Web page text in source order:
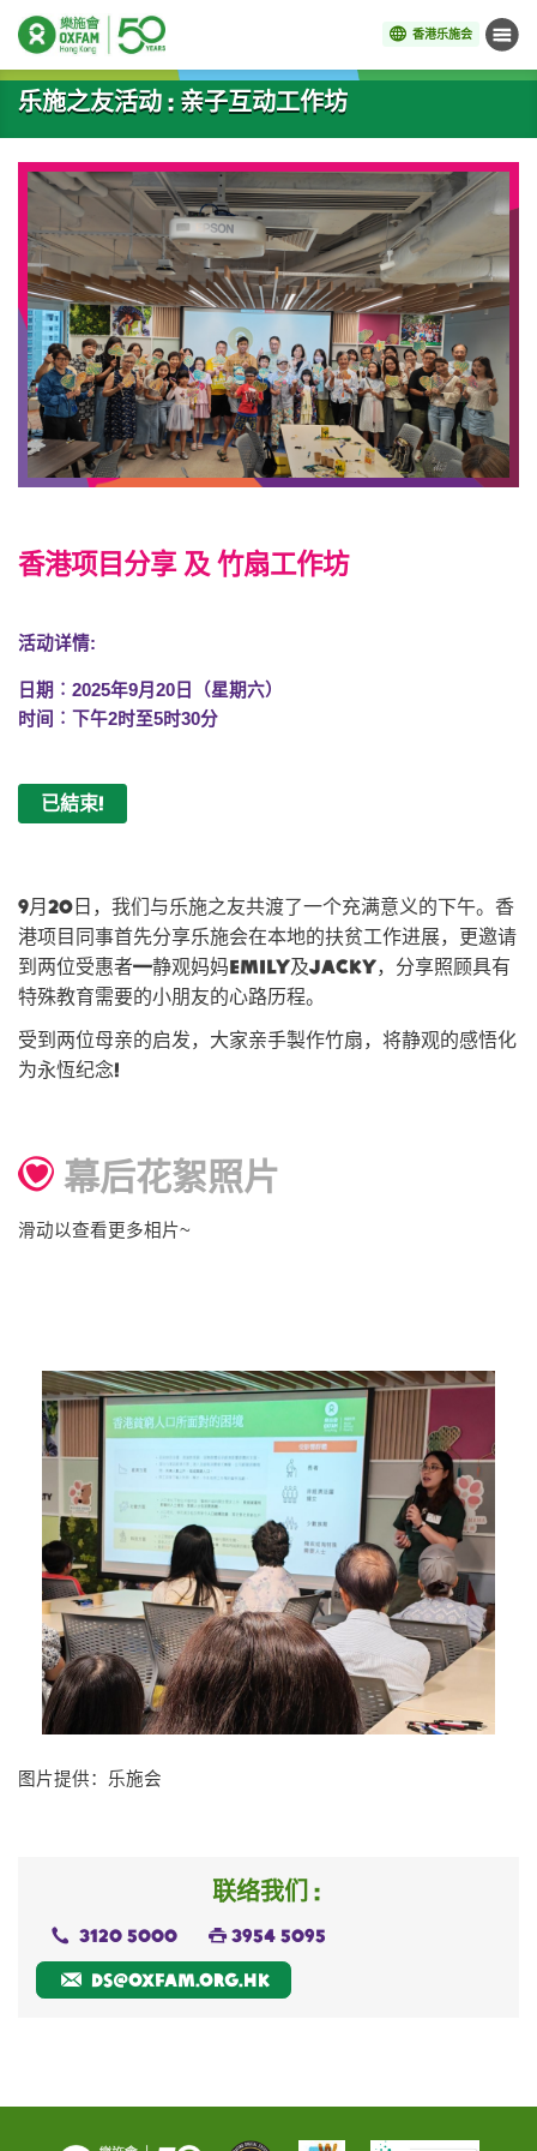
香港乐施会 菜单
开始主要内容
乐施之友活动 : 亲子互动工作坊
香港项目分享 及 竹扇工作坊
活动详情:
日期︰2025年9月20日（星期六）
时间︰
下午2时至5时30分
已結束!
9月20日，我们与乐施之友共渡了一个充满意义的下午。香
港项目同事首先分享乐施会在本地的扶贫工作进展，更邀请
到两位受惠者—静观妈妈Emily及Jacky，分享照顾具有
特殊教育需要的小朋友的心路历程。
受到两位母亲的启发，大家亲手製作竹扇，将静观的感悟化
为永恆纪念!
幕后花絮照片
滑动以查看更多相片~
图片提供：乐施会
联络我们 :
3120 5000
3954 5095
ds@oxfam.org.hk